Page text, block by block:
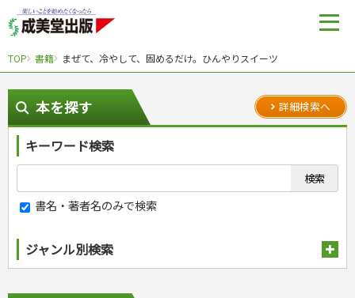
TOP 書籍 まぜて、冷やして、固めるだけ。ひんやりスイーツ
本を探す 詳細検索へ
キーワード検索
書名・著者名のみで検索
ジャンル別検索